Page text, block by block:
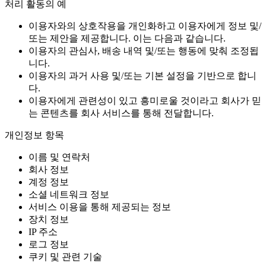
처리 활동의 예
이용자와의 상호작용을 개인화하고 이용자에게 정보 및/
또는 제안을 제공합니다. 이는 다음과 같습니다.
이용자의 관심사, 배송 내역 및/또는 행동에 맞춰 조정됩
니다.
이용자의 과거 사용 및/또는 기본 설정을 기반으로 합니
다.
이용자에게 관련성이 있고 흥미로울 것이라고 회사가 믿
는 콘텐츠를 회사 서비스를 통해 전달합니다.
개인정보 항목
이름 및 연락처
회사 정보
계정 정보
소셜 네트워크 정보
서비스 이용을 통해 제공되는 정보
장치 정보
IP 주소
로그 정보
쿠키 및 관련 기술